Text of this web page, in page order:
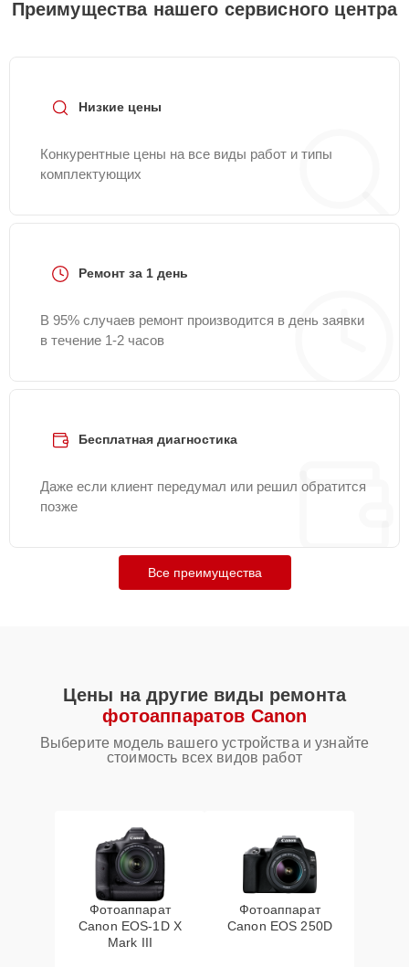
Преимущества нашего сервисного центра
Низкие цены
Конкурентные цены на все виды работ и типы
комплектующих
Ремонт за 1 день
В 95% случаев ремонт производится в день заявки
в течение 1-2 часов
Бесплатная диагностика
Даже если клиент передумал или решил обратится
позже
Все преимущества
Цены на другие виды ремонта
фотоаппаратов Canon
Выберите модель вашего устройства и узнайте
стоимость всех видов работ
Фотоаппарат
Canon EOS‑1D X
Mark III
Фотоаппарат
Canon EOS 250D